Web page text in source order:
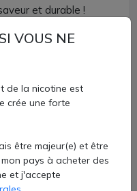
et durable !
rapidement
PANIER
VOUS NE
de la nicotine est
crée une forte
être majeur(e) et être
pays à acheter des
et j'accepte